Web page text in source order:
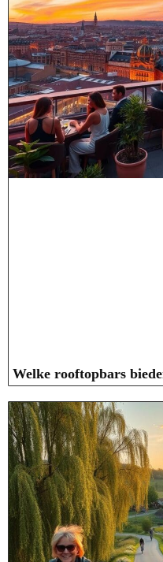
Welke rooftopbars